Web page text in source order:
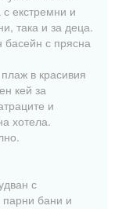
екстремни и
така и за деца.
с прясна
в красивия
кей за
и
хотела.
с
бани и